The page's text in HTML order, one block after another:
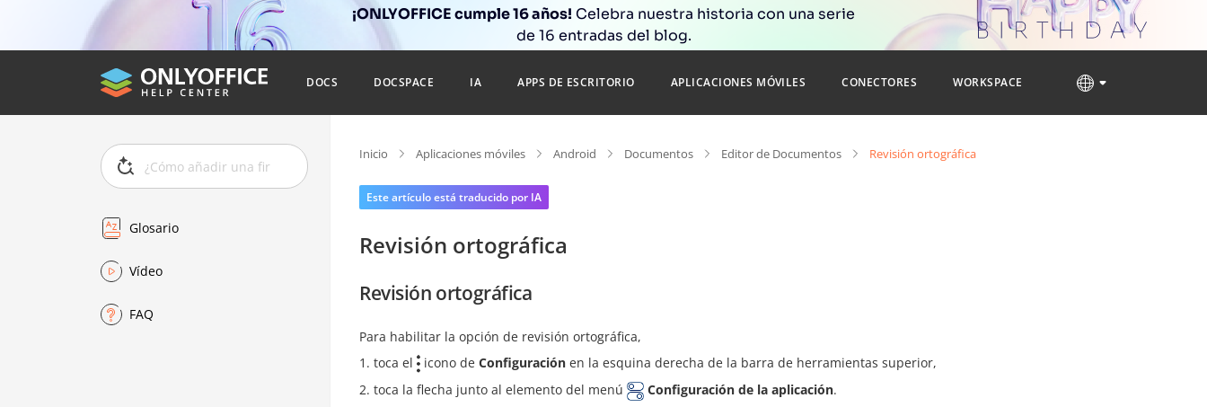
¡ONLYOFFICE cumple 16 años! Celebra nuestra historia con una serie
de 16 entradas del blog.
DOCS DOCSPACE IA APPS DE ESCRITORIO APLICACIONES MÓVILES CONECTORES WORKSPACE
Glosario
Vídeo
FAQ
Inicio Aplicaciones móviles Android Documentos Editor de Documentos Revisión ortográfica
Este artículo está traducido por IA
Revisión ortográfica
Revisión ortográfica
Para habilitar la opción de revisión ortográfica,
toca el
icono de Configuración en la esquina derecha de la barra de herramientas superior,
toca la flecha junto al elemento del menú
Configuración de la aplicación.